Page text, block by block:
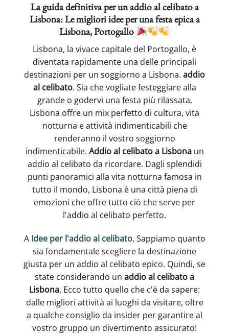
La guida definitiva per un addio al celibato a
Lisbona: Le migliori idee per una festa epica a
Lisbona, Portogallo
Lisbona, la vivace capitale del Portogallo, è
diventata rapidamente una delle principali
destinazioni per un soggiorno a Lisbona. addio
al celibato. Sia che vogliate festeggiare alla
grande o godervi una festa più rilassata,
Lisbona offre un mix perfetto di cultura, vita
notturna e attività indimenticabili che
renderanno il vostro soggiorno
indimenticabile. Addio al celibato a Lisbonaun
addio al celibato da ricordare. Dagli splendidi
punti panoramici alla vita notturna famosa in
tutto il mondo, Lisbona è una città piena di
emozioni che offre tutto ciò che serve per
l'addio al celibato perfetto.
A Idee per l'addio al celibato, Sappiamo quanto
sia fondamentale scegliere la destinazione
giusta per un addio al celibato epico. Quindi, se
state considerando un addio al celibato a
Lisbona, Ecco tutto quello che c'è da sapere:
dalle migliori attività ai luoghi da visitare, oltre
a qualche consiglio da insider per garantire al
vostro gruppo un divertimento assicurato!